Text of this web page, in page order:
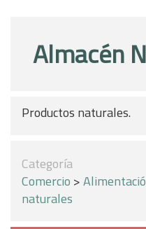
Almacén
Productos naturales.
Categoría
Comercio >
naturales